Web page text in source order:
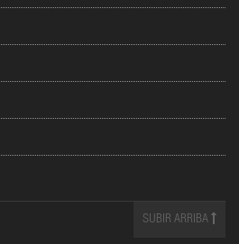
SUBIR ARRIBA